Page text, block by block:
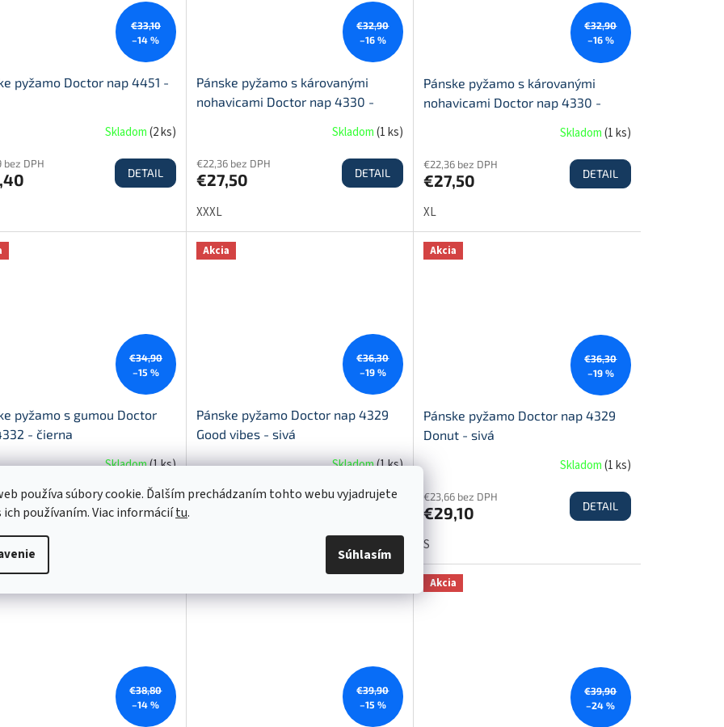
používa súbory cookie. Ďalším prechádzaním tohto webu vyjadrujete
ich používaním. Viac informáciítu.
Súhlasím
€33,10
–14 %
pyžamo Doctor nap 4451 -
Skladom(2 ks)
bez DPH
DETAIL
€32,90
–16 %
Pánske pyžamo s károvanými
nohavicami Doctor nap 4330 -
Skladom(1 ks)
€22,36 bez DPH
€27,50 DETAIL
XXXL
€32,90
–16 %
Pánske pyžamo s károvanými
nohavicami Doctor nap 4330 -
Skladom(1 ks)
€22,36 bez DPH
€27,50 DETAIL
XL
€34,90
–15 %
pyžamo s gumou Doctor
- čierna
Skladom(1 ks)
bez DPH
DETAIL
Akcia
€36,30
–19 %
Pánske pyžamo Doctor nap 4329
Good vibes - sivá
Skladom(1 ks)
€23,66 bez DPH
DETAIL
Akcia
€36,30
–19 %
Pánske pyžamo Doctor nap 4329
Donut - sivá
Skladom(1 ks)
€23,66 bez DPH
€29,10 DETAIL
S
€38,80
–14 %
€39,90
–15 %
Akcia
€39,90
–24 %